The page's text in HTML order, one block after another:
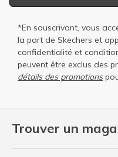
Trouver un
*En souscrivant, vous
la part de Skechers et
confidentialité et
peuvent être exclus des
détails des promotions